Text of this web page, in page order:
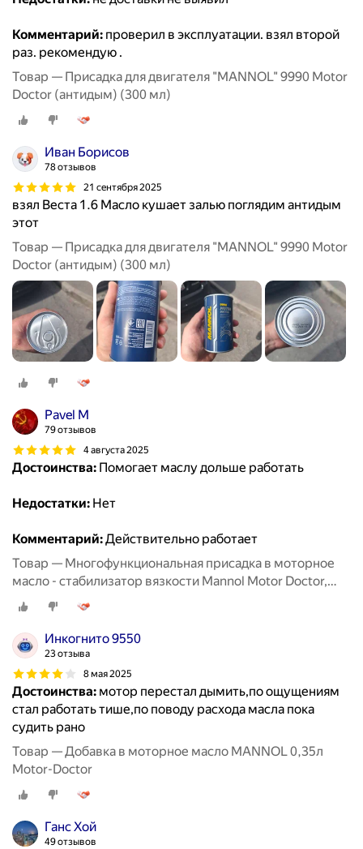
Комментарий: проверил в эксплуатации. взял второй
раз. рекомендую .
Товар — Присадка для двигателя "MANNOL" 9990 Motor
Doctor (антидым) (300 мл)
Иван Борисов
78 отзывов
21 сентября 2025
взял Веста 1.6 Масло кушает залью поглядим антидым
этот
Товар — Присадка для двигателя "MANNOL" 9990 Motor
Doctor (антидым) (300 мл)
Pavel M
79 отзывов
4 августа 2025
Достоинства: Помогает маслу дольше работать
Недостатки: Нет
Комментарий:Действительно работает
Товар — Многофункциональная присадка в моторное
масло - стабилизатор вязкости Mannol Motor Doctor,
0.35 л
Инкогнито 9550
23 отзыва
8 мая 2025
Достоинства: мотор перестал дымить,по ощущениям
стал работать тише,по поводу расхода масла пока
судить рано
Товар — Добавка в моторное масло MANNOL 0,35л
Motor-Doctor
Ганс Хой
49 отзывов